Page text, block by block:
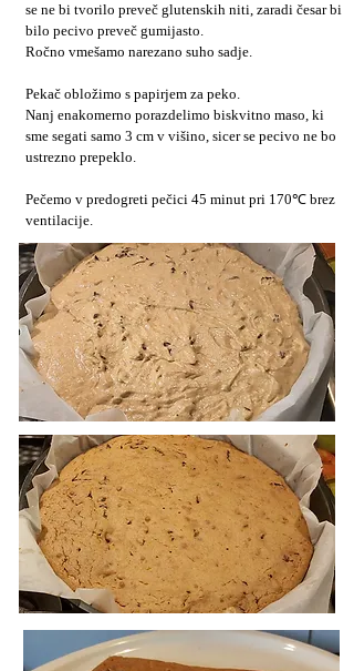
se ne bi tvorilo preveč glutenskih niti, zaradi česar bi
bilo pecivo preveč gumijasto.
Ročno vmešamo narezano suho sadje.
Pekač obložimo s papirjem za peko.
Nanj enakomerno porazdelimo biskvitno maso, ki
sme segati samo 3 cm v višino, sicer se pecivo ne bo
ustrezno prepeklo.
Pečemo v predogreti pečici 45 minut pri 170℃ brez
ventilacije.